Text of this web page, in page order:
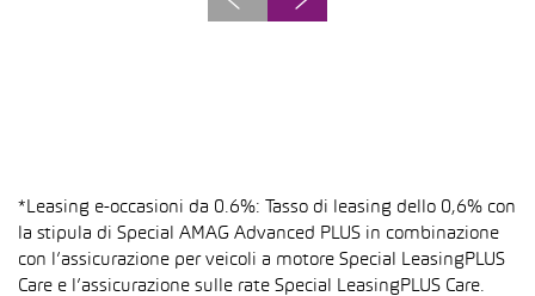
*Leasing e-occasioni da 0.6%: Tasso di leasing dello 0,6% con
la stipula di Special AMAG Advanced PLUS in combinazione
con l’assicurazione per veicoli a motore Special LeasingPLUS
Care e l’assicurazione sulle rate Special LeasingPLUS Care.